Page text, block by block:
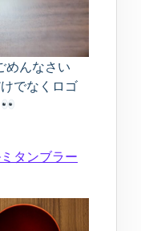
めんなさい
でなくロゴ
タンブラー